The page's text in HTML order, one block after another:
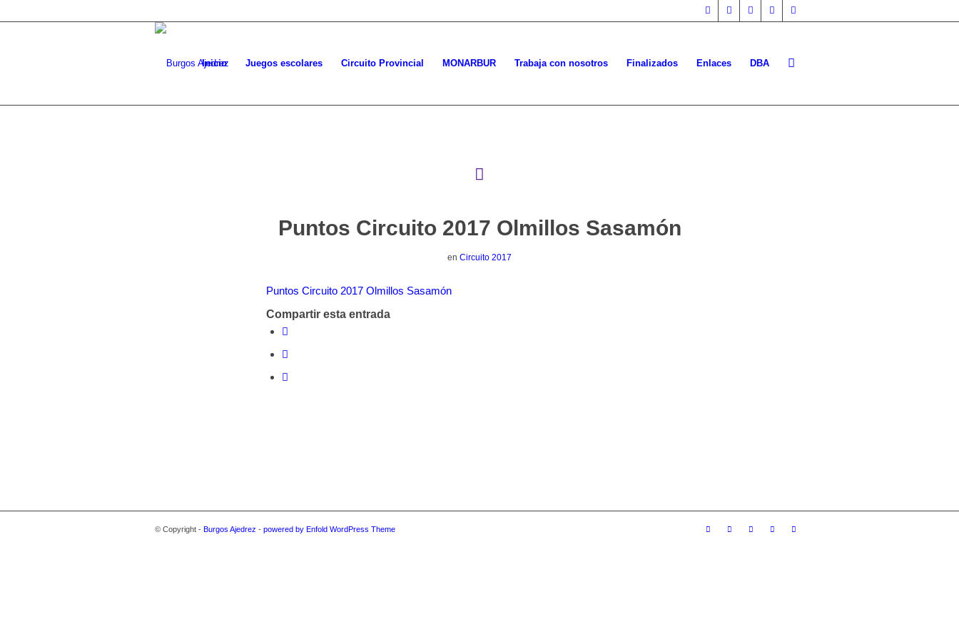
Inicio Juegos escolares Circuito Provincial MONARBUR Trabaja con nosotros Finalizados Enlaces DBA
Puntos Circuito 2017 Olmillos Sasamón
en Circuito 2017
Puntos Circuito 2017 Olmillos Sasamón
Compartir esta entrada
© Copyright - Burgos Ajedrez - powered by Enfold WordPress Theme